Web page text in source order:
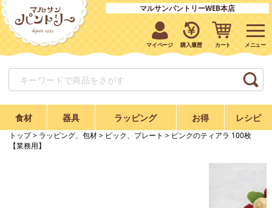
マルサンパントリーWEB本店
マイページ 購入履歴 カート
食材 器具 ラッピング お得 レシピ
トップ> ラッピング、包材> ピック、プレート > ピンクのティアラ 100枚
【業務用】